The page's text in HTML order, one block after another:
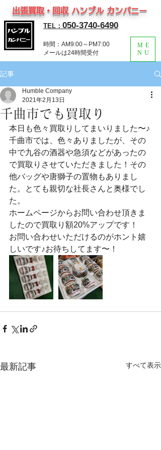
TEL： 050-3740-6490
出張買取・回収 ハンブル カンパニー
ME
NU
時間：AM9:00～PM7:00
​メールは24時間受付
記事
千曲市でも買取り
Humble Company
2021年2月13日
本日も色々買取りしてまいりました〜♪
千曲市では、色々ありましたが、その
中で九谷の酒器や急須などがあったの
で買取りさせていただきました！その
他バッグや唐獅子の置物もありまし
た。とても親切な社長さんと奥様でし
た。
ホームページからお問い合わせ頂きま
したので買取り額20%アップです！
お問い合わせいただけるのがホント嬉
しいです♪お待ちしてます〜！
最新記事 すべて表示